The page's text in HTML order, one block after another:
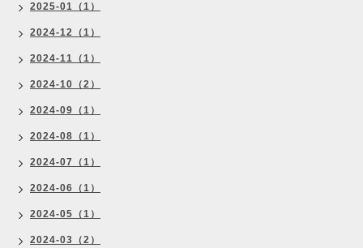
2025-01（1）
2024-12（1）
2024-11（1）
2024-10（2）
2024-09（1）
2024-08（1）
2024-07（1）
2024-06（1）
2024-05（1）
2024-03（2）